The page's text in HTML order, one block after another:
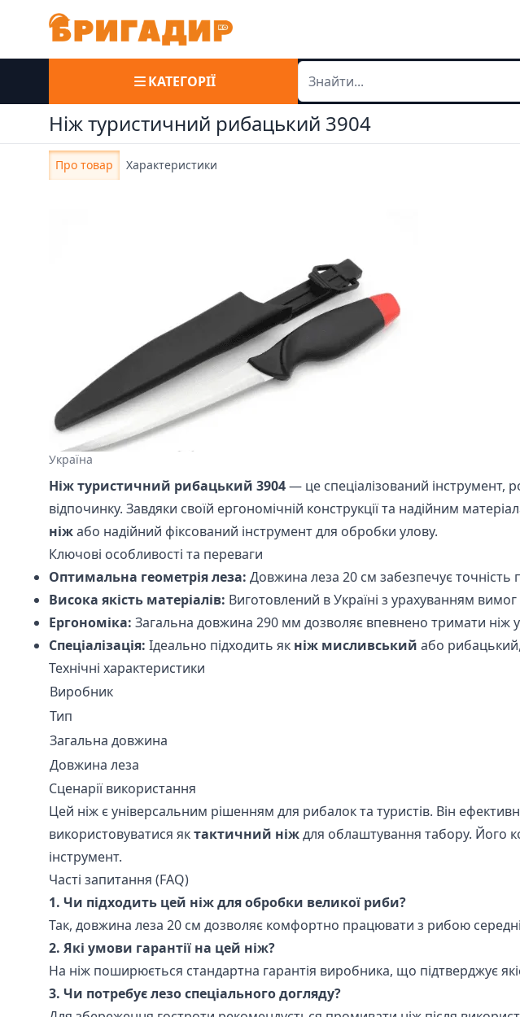
КАТЕГОРІЇ
Ніж туристичний рибацький 3904
Про товар Характеристики
Україна
Ніж туристичний рибацький 3904— це спеціалізований інструмент,
відпочинку. Завдяки своїй ергономічній конструкції та надійним
ніжабо надійний фіксований інструмент для обробки улову.
Ключові особливості та переваги
Оптимальна геометрія леза: Довжина леза 20 см забезпечує точність
Висока якість матеріалів: Виготовлений в Україні з урахуванням вимог
Ергономіка: Загальна довжина 290 мм дозволяє впевнено тримати ніж
Спеціалізація: Ідеально підходить як ніж мисливський або
Технічні характеристики
Виробник
Тип
Загальна довжина
Довжина леза
Сценарії використання
Цей ніж є універсальним рішенням для рибалок та туристів. Він
використовуватися яктактичний ніждля облаштування табору. Його
інструмент.
Часті запитання (FAQ)
1. Чи підходить цей ніж для обробки великої риби?
Так, довжина леза 20 см дозволяє комфортно працювати з рибою
2. Які умови гарантії на цей ніж?
На ніж поширюється стандартна гарантія виробника, що підтверджує
3. Чи потребує лезо спеціального догляду?